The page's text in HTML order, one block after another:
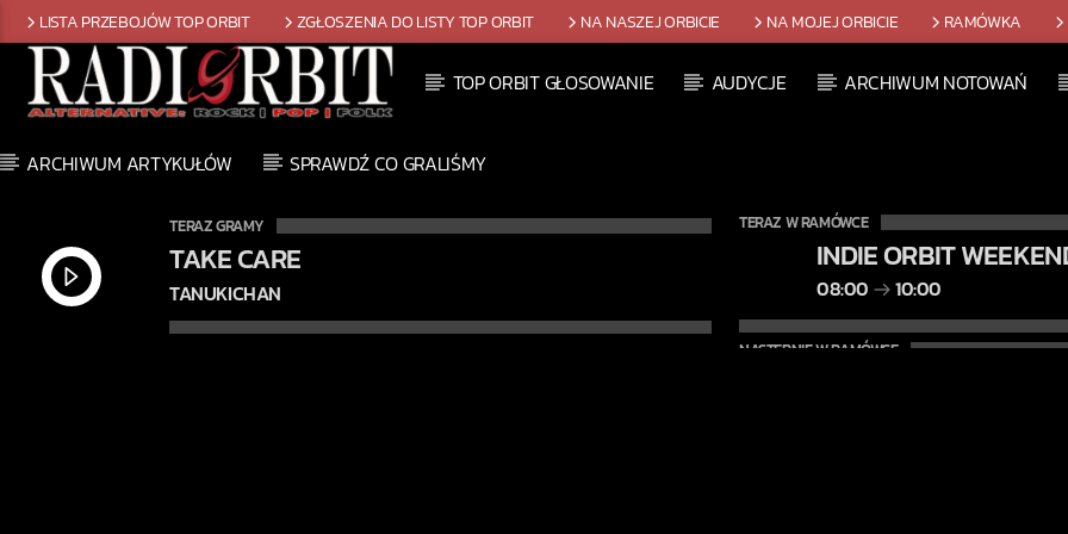
LISTA PRZEBOJÓW TOP ORBIT ZGŁOSZENIA DO LISTY TOP ORBIT NA NASZEJ ORBICIE NA MOJEJ ORBICIE RAMÓWKA
TOP ORBIT GŁOSOWANIE AUDYCJE ARCHIWUM NOTOWAŃ
ARCHIWUM ARTYKUŁÓW SPRAWDŹ CO GRALIŚMY
TERAZ GRAMY
TAKE CARE
TANUKICHAN
TERAZ W RAMÓWCE
INDIE ORBIT
08:00 10:00
NASTĘPNIE W RAMÓWCE